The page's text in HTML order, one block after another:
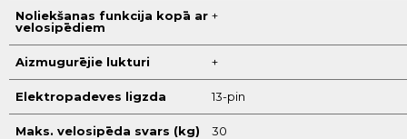
Noliekšanas funkcija kopā ar
velosipēdiem
+
Aizmugurējie lukturi +
Elektropadeves ligzda 13-pin
Maks. velosipēda svars (kg) 30